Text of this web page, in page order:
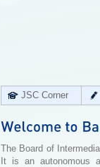
JSC Corner
The Board of
It is an autonomous